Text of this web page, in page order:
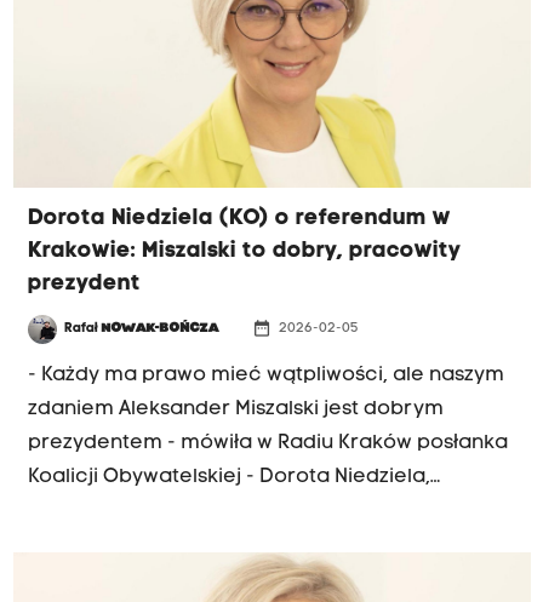
premierem Węgier Viktorem Orbanem. Oba
kraje obchodzą w poniedziałek Dzień Przyjaźni
Polsko-Węgierskiej. Nawrocki spotkał się również
z prezydentem Węgier Tamasem Sulyokiem.
Dorota Niedziela (KO) o referendum w
Krakowie: Miszalski to dobry, pracowity
prezydent
Rafał NOWAK-BOŃCZA date_range 2026-02-05
- Każdy ma prawo mieć wątpliwości, ale naszym
zdaniem Aleksander Miszalski jest dobrym
prezydentem - mówiła w Radiu Kraków posłanka
Koalicji Obywatelskiej - Dorota Niedziela,
na stanowisku, nawet jeżeli dojdzie do